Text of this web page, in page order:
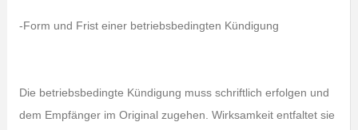
-Form und Frist einer betriebsbedingten Kündigung
Die betriebsbedingte Kündigung muss schriftlich erfolgen und
dem Empfänger im Original zugehen. Wirksamkeit entfaltet sie